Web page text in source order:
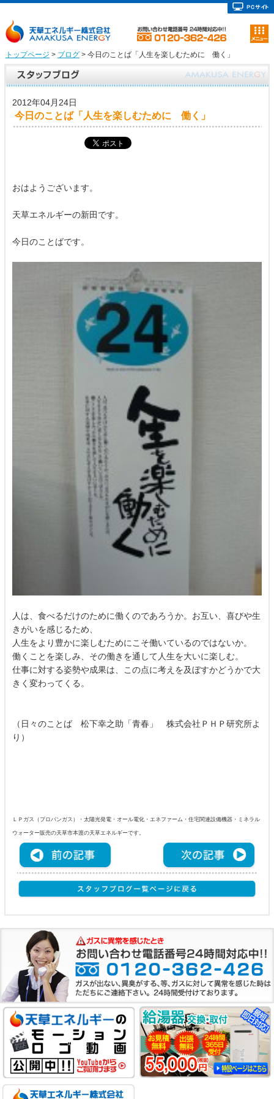
トップページ > ブログ> 今日のことば「人生を楽しむために 働く」
2012年04月24日
今日のことば「人生を楽しむために 働く」
おはようございます。
天草エネルギーの新田です。
今日のことばです。
人は、食べるだけのために働くのであろうか。お互い、喜びや生
きがいを感じるため、
人生をより豊かに楽しむためにこそ働いているのではないか。
働くことを楽しみ、その働きを通して人生を大いに楽しむ。
仕事に対する姿勢や成果は、この点に考えを及ぼすかどうかで大
きく変わってくる。
（日々のことば 松下幸之助「青春」 株式会社ＰＨＰ研究所よ
り）
ＬＰガス（プロパンガス）・太陽光発電・オール電化・エネファーム・住宅関連設備機器・ミネラル
ウォーター販売の天草市本渡の天草エネルギーです。